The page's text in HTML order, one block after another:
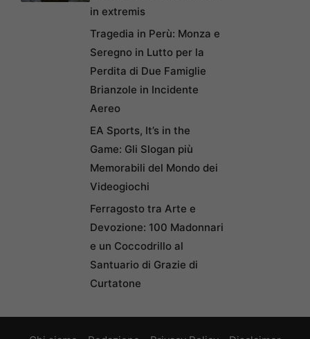
in extremis
Tragedia in Perù: Monza e
Seregno in Lutto per la
Perdita di Due Famiglie
Brianzole in Incidente
Aereo
EA Sports, It’s in the
Game: Gli Slogan più
Memorabili del Mondo dei
Videogiochi
Ferragosto tra Arte e
Devozione: 100 Madonnari
e un Coccodrillo al
Santuario di Grazie di
Curtatone